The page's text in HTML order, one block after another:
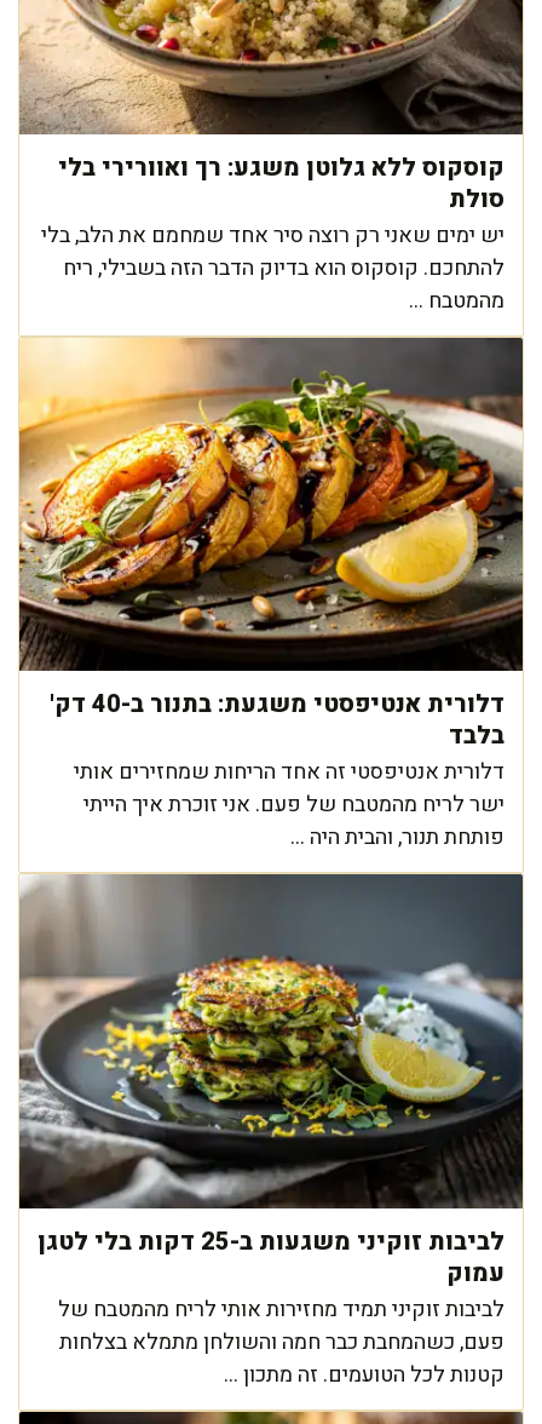
קוסקוס ללא גלוטן משגע: רך ואוורירי בלי
סולת
יש ימים שאני רק רוצה סיר אחד שמחמם את הלב, בלי
להתחכם. קוסקוס הוא בדיוק הדבר הזה בשבילי, ריח
מהמטבח ...
דלורית אנטיפסטי משגעת: בתנור ב-40 דק'
בלבד
דלורית אנטיפסטי זה אחד הריחות שמחזירים אותי
ישר לריח מהמטבח של פעם. אני זוכרת איך הייתי
פותחת תנור, והבית היה ...
לביבות זוקיני משגעות ב-25 דקות בלי לטגן
עמוק
לביבות זוקיני תמיד מחזירות אותי לריח מהמטבח של
פעם, כשהמחבת כבר חמה והשולחן מתמלא בצלחות
קטנות לכל הטועמים. זה מתכון ...